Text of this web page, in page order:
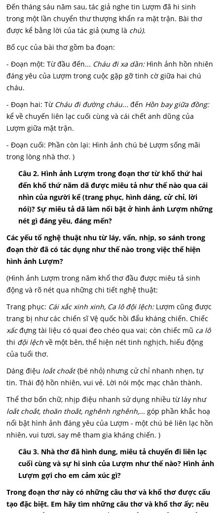
Đến tháng sáu năm sau, tác giả nghe tin Lượm đã hi sinh
trong một lần chuyển thư thượng khẩn ra mặt trận. Bài thơ
được kể bằng lời của tác giả (xưng là chú).
Bố cục của bài thơ gồm ba đoạn:
- Đoạn một: Từ đầu đến... Cháu đi xa dần:Hình ảnh hồn nhiên
đáng yêu của Lượm trong cuộc gặp gỡ tinh cờ giữa hai chú
cháu.
- Đoạn hai: Từ Cháu đi đường cháu... đến Hồn bay giữa đồng:
kể về chuyến liên lạc cuối cùng và cái chết anh dũng của
Lượm giữa mặt trận.
- Đoạn cuối: Phần còn lại: Hình ảnh chú bé Lượm sống mãi
trong lòng nhà thơ. )
Câu 2. Hình ảnh Lượm trong đoạn thơ từ khổ thứ hai
đến khổ thứ năm dã được miêu tả như thế nào qua cái
nhìn của người kể (trang phục, hình dáng, cử chỉ, lời
nói)? Sự miêu tả dã làm nổi bật ở hình ảnh Lượm những
nét gì đáng yêu, đáng mến?
Các yếu tố nghệ thuật nhu từ láy, vẩn, nhịp, so sánh trong
đoạn thờ đã có tác dụng như thế nào trong việc thể hiện
hình ảnh Lượm?
(Hình ảnh Lượm trong năm khổ thơ đầu được miêu tả sinh
động và rõ nét qua những chi tiết nghệ thuật:
Trang phục: Cái xắc xinh xinh, Ca lô đội lệch:Lượm cũng được
trang bị như các chiến sĩ Vệ quốc hồi đẩu kháng chiến. Chiếc
xấcđựng tài liệu có quai đeo chéo qua vai; còn chiếc mũ ca lô
thi đội lệch về một bên, thể hiện nét tinh nghịch, hiếu động
của tuổi thơ.
Dáng điệu loắt choắt{bé nhỏ) nhưng cử chỉ nhanh nhẹn, tự
tin. Thái độ hồn nhiên, vui vẻ. Lời nói mộc mạc chân thành.
Thể thơ bốn chữ, nhịp điệu nhanh sử dụng nhiều từ láy như
loắt choắt, thoăn thoắt, nghênh nghênh,... góp phần khắc hoạ
nổi bật hình ảnh đáng yêu của Lượm - một chú bé liên lạc hồn
nhiên, vui tươi, say mê tham gia kháng chiến. )
Câu 3. Nhà thơ đã hình dung, miêu tả chuyến đi liên lạc
cuối cùng và sự hi sinh của Lượm như thế nào? Hình ảnh
Lượm gợi cho em cảm xúc gì?
Trong đoạn thơ này có những câu thơ và khổ thơ được cấu
tạo đặc biệt. Em hãy tìm những câu thơ và khổ thơ ấy; nêu